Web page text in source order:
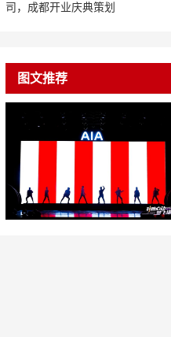
司，成都开业庆典策划
图文推荐